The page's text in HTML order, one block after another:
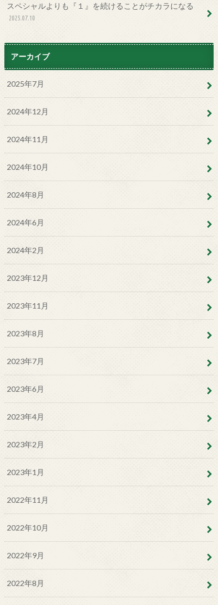
スペシャルよりも『１』を続けることがチカラになる
2025.07.10
アーカイブ
2025年7月
2024年12月
2024年11月
2024年10月
2024年8月
2024年6月
2024年2月
2023年12月
2023年11月
2023年8月
2023年7月
2023年6月
2023年4月
2023年2月
2023年1月
2022年11月
2022年10月
2022年9月
2022年8月